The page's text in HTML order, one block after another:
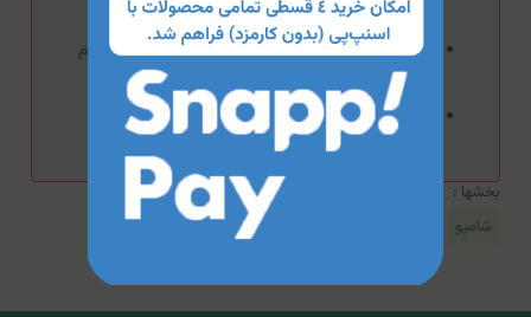
کنید.
از تماس این محصول با سطوح مخاطی، چشم‌ها و زخم
جلوگیری کنید.
استفاده از ماسک‌های مرطوب‌کننده، سرم‌ها و کرم‌های
مراقبت‌کننده در کنار این محصول توصیه می‌شود.
بخشها :
شامپو